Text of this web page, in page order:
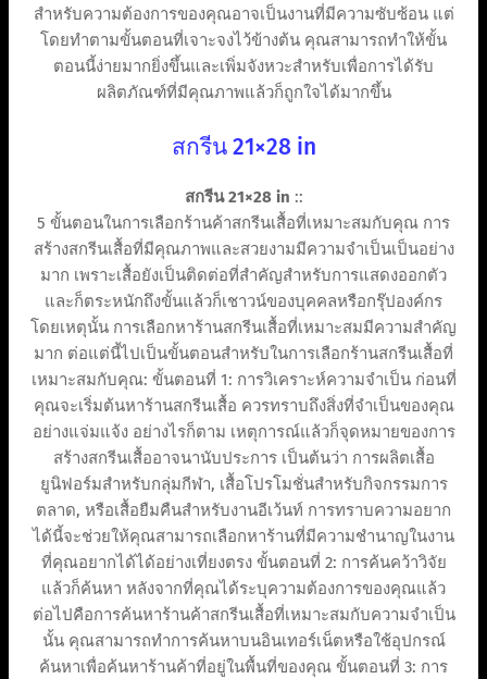
สำหรับความต้องการของคุณอาจเป็นงานที่มีความซับซ้อน แต่
โดยทำตามขั้นตอนที่เจาะจงไว้ข้างต้น คุณสามารถทำให้ขั้น
ตอนนี้ง่ายมากยิ่งขึ้นและเพิ่มจังหวะสำหรับเพื่อการได้รับ
ผลิตภัณฑ์ที่มีคุณภาพแล้วก็ถูกใจได้มากขึ้น
สกรีน 21×28 in
สกรีน 21×28 in ::
5 ขั้นตอนในการเลือกร้านค้าสกรีนเสื้อที่เหมาะสมกับคุณ การ
สร้างสกรีนเสื้อที่มีคุณภาพและสวยงามมีความจำเป็นเป็นอย่าง
มาก เพราะเสื้อยังเป็นติดต่อที่สำคัญสำหรับการแสดงออกตัว
และก็ตระหนักถึงขั้นแล้วก็เชาวน์ของบุคคลหรือกรุ๊ปองค์กร
โดยเหตุนั้น การเลือกหาร้านสกรีนเสื้อที่เหมาะสมมีความสำคัญ
มาก ต่อแต่นี้ไปเป็นขั้นตอนสำหรับในการเลือกร้านสกรีนเสื้อที่
เหมาะสมกับคุณ: ขั้นตอนที่ 1: การวิเคราะห์ความจำเป็น ก่อนที่
คุณจะเริ่มต้นหาร้านสกรีนเสื้อ ควรทราบถึงสิ่งที่จำเป็นของคุณ
อย่างแจ่มแจ้ง อย่างไรก็ตาม เหตุการณ์แล้วก็จุดหมายของการ
สร้างสกรีนเสื้ออาจนานับประการ เป็นต้นว่า การผลิตเสื้อ
ยูนิฟอร์มสำหรับกลุ่มกีฬา, เสื้อโปรโมชั่นสำหรับกิจกรรมการ
ตลาด, หรือเสื้อยืมคืนสำหรับงานอีเว้นท์ การทราบความอยาก
ได้นี้จะช่วยให้คุณสามารถเลือกหาร้านที่มีความชำนาญในงาน
ที่คุณอยากได้ได้อย่างเที่ยงตรง ขั้นตอนที่ 2: การค้นคว้าวิจัย
แล้วก็ค้นหา หลังจากที่คุณได้ระบุความต้องการของคุณแล้ว
ต่อไปคือการค้นหาร้านค้าสกรีนเสื้อที่เหมาะสมกับความจำเป็น
นั้น คุณสามารถทำการค้นหาบนอินเทอร์เน็ตหรือใช้อุปกรณ์
ค้นหาเพื่อค้นหาร้านค้าที่อยู่ในพื้นที่ของคุณ ขั้นตอนที่ 3: การ